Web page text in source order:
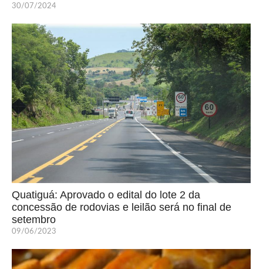
30/07/2024
Quatiguá: Aprovado o edital do lote 2 da
concessão de rodovias e leilão será no final de
setembro
09/06/2023